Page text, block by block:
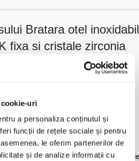
uri
a personaliza conținutul și
funcții de rețele sociale și pentru
le oferim partenerilor de
și de analize informații cu
Bratara otel inoxidabil
fixa si cristale zirconia
cm.
0.4 cm.
original sau intr-un saculet de catifea
sau lovirea de alte materiale. Evitati
cosmetice. Dupa fiecare purtare este
laveta curata pentru a evita depunerea de